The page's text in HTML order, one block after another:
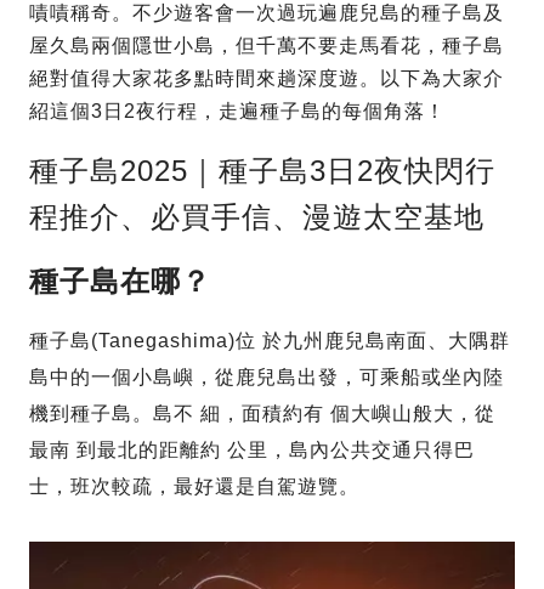
嘖嘖稱奇。不少遊客會一次過玩遍鹿兒島的種子島及
屋久島兩個隱世小島，但千萬不要走馬看花，種子島
絕對值得大家花多點時間來趟深度遊。以下為大家介
紹這個3日2夜行程，走遍種子島的每個角落！
種子島2025｜種子島3日2夜快閃行
程推介、必買手信、漫遊太空基地
種子島在哪？
種子島(Tanegashima)位 於九州鹿兒島南面、大隅群
島中的一個小島嶼，從鹿兒島出發，可乘船或坐內陸
機到種子島。島不 細，面積約有 個大嶼山般大，從
最南 到最北的距離約 公里，島內公共交通只得巴
士，班次較疏，最好還是自駕遊覽。